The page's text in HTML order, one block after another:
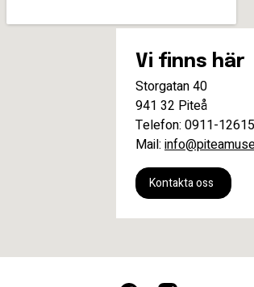
Vi finns här
Storgatan 40
941 32 Piteå
Telefon: 0911-12615
Mail:
Kontakta oss